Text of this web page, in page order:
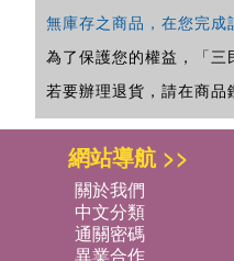
無庫存之商品，在您完成
為了保護您的權益，「三
若要辦理退貨，請在商品
網站導航 >>
關於我們
中文分類
通關密碼
異業合作